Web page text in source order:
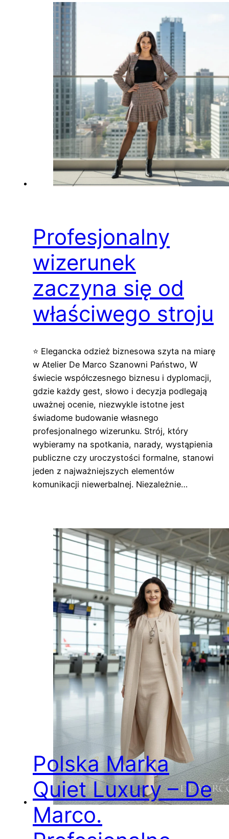
Profesjonalny
wizerunek
zaczyna się od
właściwego stroju
⭐ Elegancka odzież biznesowa szyta na miarę
w Atelier De Marco Szanowni Państwo, W
świecie współczesnego biznesu i dyplomacji,
gdzie każdy gest, słowo i decyzja podlegają
uważnej ocenie, niezwykle istotne jest
świadome budowanie własnego
profesjonalnego wizerunku. Strój, który
wybieramy na spotkania, narady, wystąpienia
publiczne czy uroczystości formalne, stanowi
jeden z najważniejszych elementów
komunikacji niewerbalnej. Niezależnie…
Polska Marka
Quiet Luxury – De
Marco.